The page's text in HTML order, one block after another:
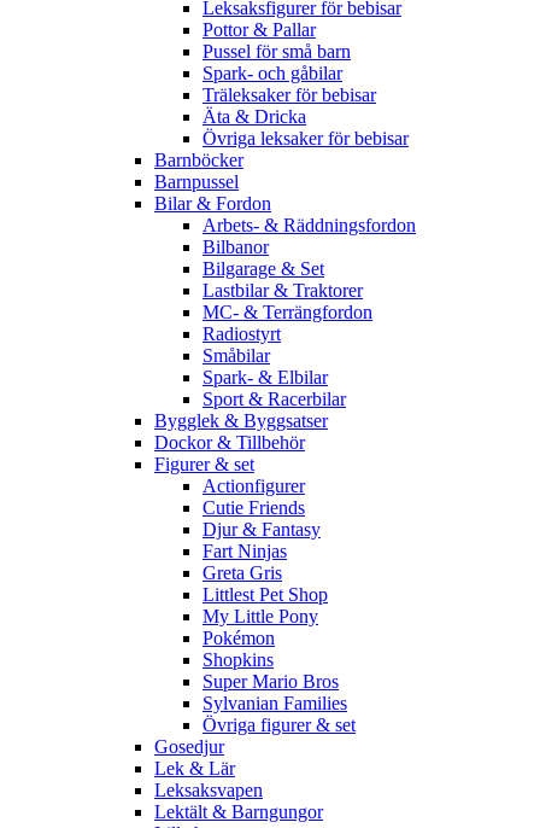
Leksaksfigurer för bebisar
Pottor & Pallar
Pussel för små barn
Spark- och gåbilar
Träleksaker för bebisar
Äta & Dricka
Övriga leksaker för bebisar
Barnböcker
Barnpussel
Bilar & Fordon
Arbets- & Räddningsfordon
Bilbanor
Bilgarage & Set
Lastbilar & Traktorer
MC- & Terrängfordon
Radiostyrt
Småbilar
Spark- & Elbilar
Sport & Racerbilar
Bygglek & Byggsatser
Dockor & Tillbehör
Figurer & set
Actionfigurer
Cutie Friends
Djur & Fantasy
Fart Ninjas
Greta Gris
Littlest Pet Shop
My Little Pony
Pokémon
Shopkins
Super Mario Bros
Sylvanian Families
Övriga figurer & set
Gosedjur
Lek & Lär
Leksaksvapen
Lektält & Barngungor